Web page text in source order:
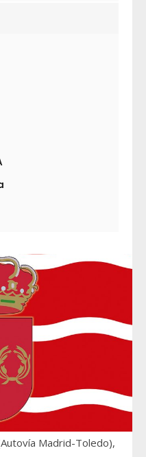
Madrid-Toledo),